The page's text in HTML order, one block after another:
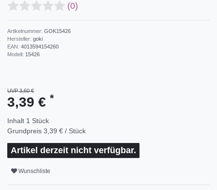
(0)
Artikelnummer: GOK15426
Hersteller: goki
EAN: 4013594154260
Modell: 15426
UVP 3,60 €
3,39 € *
Inhalt 1 Stück
Grundpreis 3,39 € / Stück
Artikel derzeit nicht verfügbar.
Wunschliste